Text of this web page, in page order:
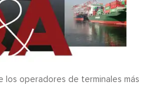
los operadores de terminales más